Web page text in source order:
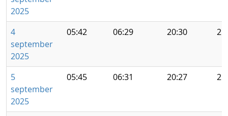
2025
4
september
2025
05:42 06:29 20:30
5
september
2025
05:45 06:31 20:27